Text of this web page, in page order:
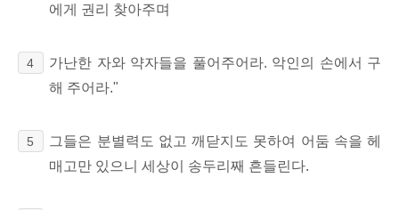
에게 권리 찾아주며
4
가난한 자와 약자들을 풀어주어라. 악인의 손에서 구
해 주어라."
5
그들은 분별력도 없고 깨닫지도 못하여 어둠 속을 헤
매고만 있으니 세상이 송두리째 흔들린다.